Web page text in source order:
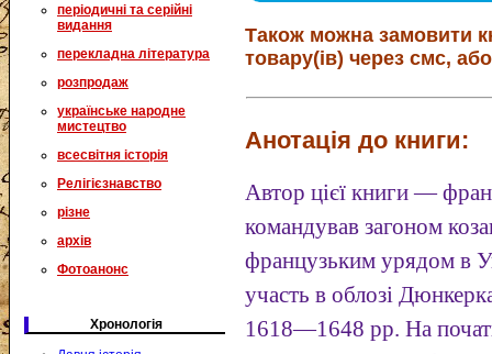
періодичні та серійні
видання
перекладна література
розпродаж
українське народне
мистецтво
всесвітня історія
Релігієзнавство
різне
архів
Фотоанонс
Хронологія
Також можна замовити
товару(ів) через смс,
Анотація до книги:
Автор цієї книги —
командував загоном
французьким урядом в
участь в облозі
1618—1648 pp. На